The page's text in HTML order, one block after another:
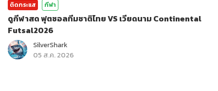
ติดกระแส กีฬา
ดูกีฬาสด ฟุตซอลทีมชาติไทย VS เวียดนาม Continental
Futsal2026
SilverShark
05 ส.ค. 2026